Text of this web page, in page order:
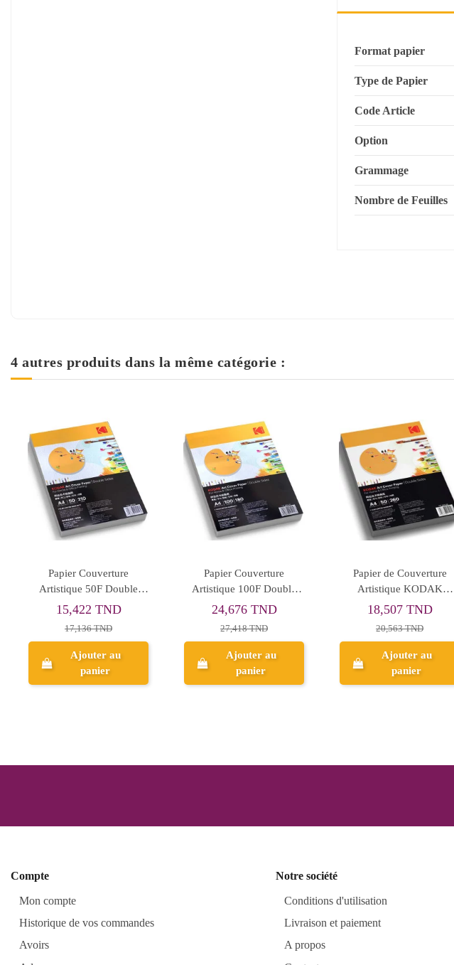
Format papier
Type de Papier
Code Article
Option
Grammage
Nombre de Feuilles
4 autres produits dans la même catégorie :
Papier Couverture
Artistique 50F Double
Face 200Gr - Kodak
15,422 TND
17,136 TND
Ajouter au
panier
Papier Couverture
Artistique 100F Double
Face 180Gr - Kodak
24,676 TND
27,418 TND
Ajouter au
panier
Papier de Couverture
Artistique KODAK
Double Face A4 260g 50F
18,507 TND
20,563 TND
Ajouter au
panier
Compte
Mon compte
Historique de vos commandes
Avoirs
Notre société
Conditions d'utilisation
Livraison et paiement
A propos